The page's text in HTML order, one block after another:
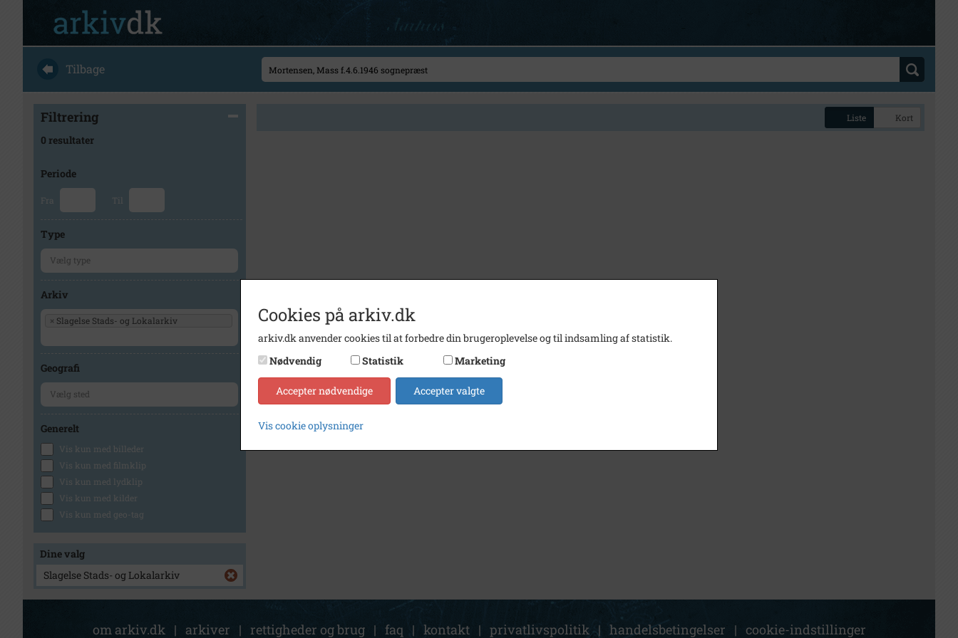
Tilbage
Filtrering
0 resultater
Periode
Fra Til
Type
Arkiv
× Slagelse Stads- og Lokalarkiv
Geografi
Generelt
Vis kun med billeder
Vis kun med filmklip
Vis kun med lydklip
Vis kun med kilder
Vis kun med geo-tag
Dine valg
Slagelse Stads- og Lokalarkiv
Liste Kort
om arkiv.dk | arkiver | rettigheder og brug | faq | kontakt | privatlivspolitik | handelsbetingelser | cookie-indstillinger
Cookies på arkiv.dk
arkiv.dk anvender cookies til at forbedre din brugeroplevelse og til indsamling af statistik.
Nødvendig
Statistik Marketing
Accepter nødvendige Accepter valgte
Vis cookie oplysninger